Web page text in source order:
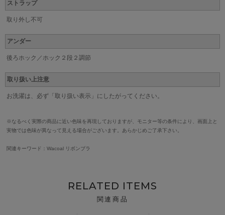
ストラップ
取り外し不可
アンダー
後ろホック／ホック２段２調節
取り扱い上注意
お洗濯は、必ず「取り扱い表示」にしたがってください。
※なるべく実際の商品に近い色味を再現しておりますが、モニター等の条件により、画面上と
実物では色味が異なって見える場合がございます。あらかじめご了承下さい。
関連キーワード：Wacoal リボンブラ
RELATED ITEMS
関連商品